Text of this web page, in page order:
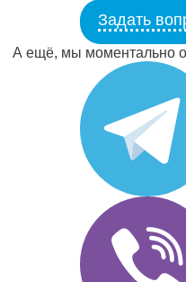
Задать
А ещё, мы моментально